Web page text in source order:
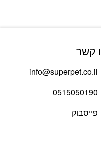
קשר
info@superpet.co.il
0515050190
פייסבוק